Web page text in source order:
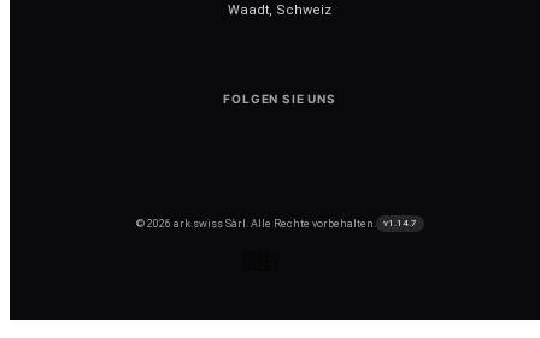
Waadt, Schweiz
FOLGEN SIE UNS
© 2026 ark.swiss Sàrl. Alle Rechte vorbehalten. v1.14.7